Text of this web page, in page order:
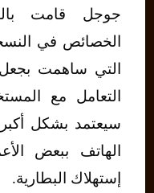
جوجل قامت
الخصائص في
التي ساهمت
التعامل مع
سيعتمد بشكل
الهاتف ببعض
إستهلاك البطارية.